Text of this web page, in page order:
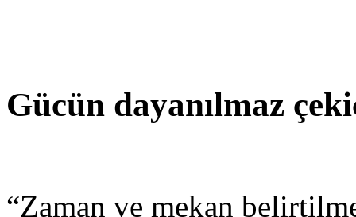
Gücün dayanılmaz
“Zaman ve mekan